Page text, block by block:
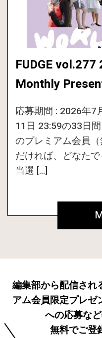
FUDGE
Monthly
応募期間 : 2026年7
11日 23:59の33日
のプレミアム会員
だければ、どなたで
当選 […]
編集部から配信され
アム会員限定プレゼ
への応募な
無料でご登